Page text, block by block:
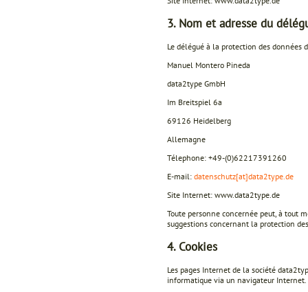
3. Nom et adresse du
Le délégué à la protection des
Manuel Montero Pineda
data2type GmbH
Im Breitspiel 6a
69126 Heidelberg
Allemagne
Télephone: +49-(0)62217391260
E-mail: datenschutz[at]data2type.de
Site Internet: www.data2type.de
Toute personne concernée peut, à tout
suggestions concernant la protection
4. Cookies
Les pages Internet de la société
informatique via un navigateur Internet.